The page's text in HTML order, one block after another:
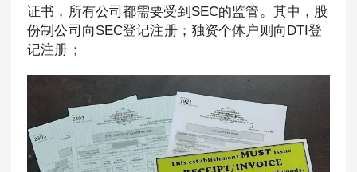
证书，所有公司都需要受到SEC的监管。其中，股
份制公司向SEC登记注册；独资个体户则向DTI登
记注册；